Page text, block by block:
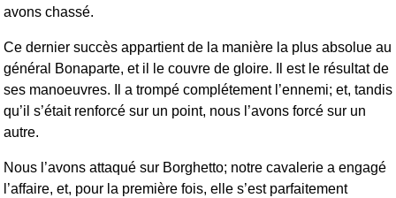
avons chassé.
Ce dernier succès appartient de la manière la plus absolue au
général Bonaparte, et il le couvre de gloire. Il est le résultat de
ses manoeuvres. Il a trompé complétement l’ennemi; et, tandis
qu’il s’était renforcé sur un point, nous l’avons forcé sur un
autre.
Nous l’avons attaqué sur Borghetto; notre cavalerie a engagé
l’affaire, et, pour la première fois, elle s’est parfaitement